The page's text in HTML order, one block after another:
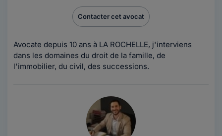
Contacter cet avocat
Avocate depuis 10 ans à LA ROCHELLE, j'interviens
dans les domaines du droit de la famille, de
l'immobilier, du civil, des successions.